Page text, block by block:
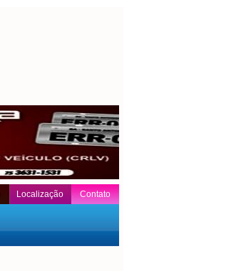
Localização Contato